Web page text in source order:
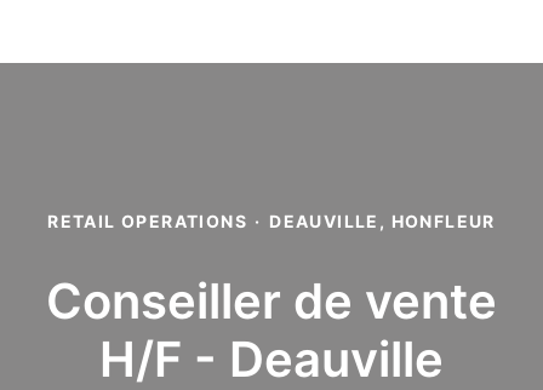
RETAIL OPERATIONS · DEAUVILLE, HONFLEUR
Conseiller de vente
H/F - Deauville